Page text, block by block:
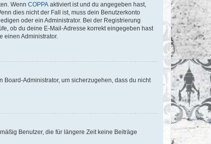
Wenn COPPA aktiviert ist und du angegeben hast,
dies nicht der Fall ist, muss dein Benutzerkonto
oder ein Administrator. Bei der Registrierung
ob du deine E-Mail-Adresse korrekt eingegeben hast
einen Administrator.
Administrator, um sicherzugehen, dass du nicht
Benutzer, die für längere Zeit keine Beiträge